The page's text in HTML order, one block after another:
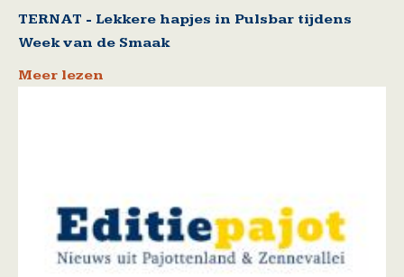
TERNAT - Lekkere hapjes in Pulsbar tijdens
Week van de Smaak
Meer lezen